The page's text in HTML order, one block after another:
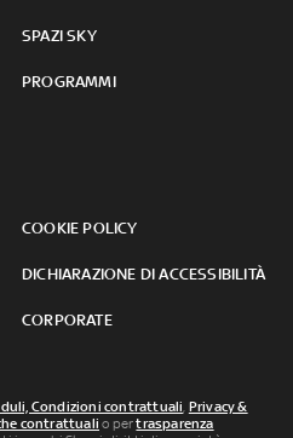
SPAZI SKY
PROGRAMMI
COOKIE POLICY
DICHIARAZIONE DI ACCESSIBILITÀ
CORPORATE
Condizioni contrattuali Privacy &
contrattuali o pertrasparenza